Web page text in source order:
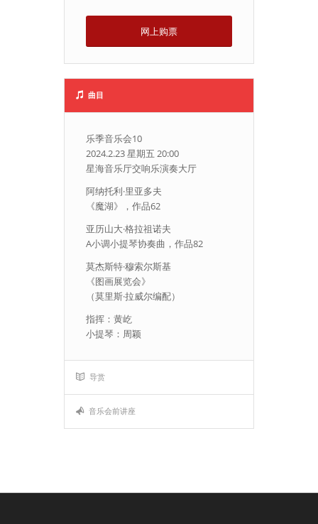
网上购票
曲目
乐季音乐会10
2024.2.23 星期五 20:00
星海音乐厅交响乐演奏大厅
阿纳托利·里亚多夫
《魔湖》，作品62
亚历山大·格拉祖诺夫
A小调小提琴协奏曲，作品82
莫杰斯特·穆索尔斯基
《图画展览会》
（莫里斯·拉威尔编配）
指挥：黄屹
小提琴：周颖
导赏
音乐会前讲座